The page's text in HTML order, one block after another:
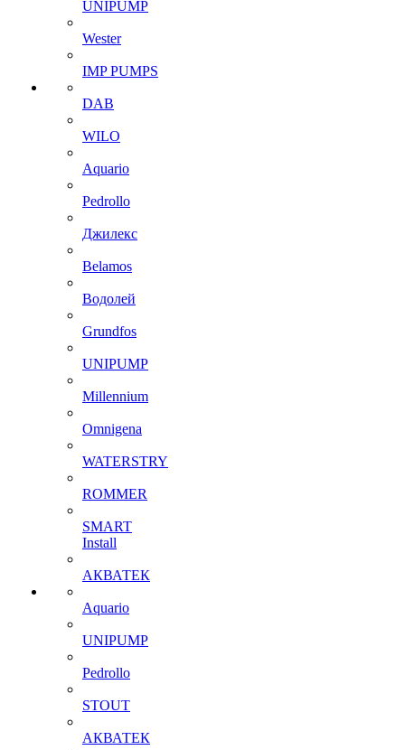
UNIPUMP
Wester
IMP PUMPS
DAB
WILO
Aquario
Pedrollo
Джилекс
Belamos
Водолей
Grundfos
UNIPUMP
Millennium
Omnigena
WATERSTRY
ROMMER
SMART
Install
АКВАТЕК
Aquario
UNIPUMP
Pedrollo
STOUT
АКВАТЕК